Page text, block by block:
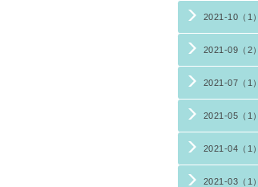
2021-10（1）
2021-09（2）
2021-07（1）
2021-05（1）
2021-04（1）
2021-03（1）